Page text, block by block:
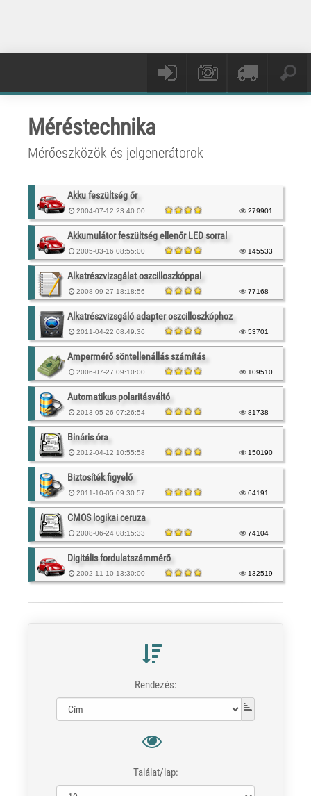
Méréstechnika
Mérőeszközök és jelgenerátorok
Akku feszültség őr
2004-07-12 23:40:00 279901
Akkumulátor feszültség ellenőr LED sorral
2005-03-16 08:55:00 145533
Alkatrészvizsgálat oszcilloszkóppal
2008-09-27 18:18:56 77168
Alkatrészvizsgáló adapter oszcilloszkóphoz
2011-04-22 08:49:36 53701
Ampermérő söntellenállás számítás
2006-07-27 09:10:00 109510
Automatikus polaritásváltó
2013-05-26 07:26:54 81738
Bináris óra
2012-04-12 10:55:58 150190
Biztosíték figyelő
2011-10-05 09:30:57 64191
CMOS logikai ceruza
2008-06-24 08:15:33 74104
Digitális fordulatszámmérő
2002-11-10 13:30:00 132519
Rendezés:
Találat/lap: